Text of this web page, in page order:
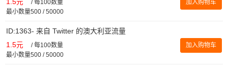
1.5元 / 每100数量
最小数量500 / 50000
加入购物车
ID:1363- 来自 Twitter 的澳大利亚流量
1.5元 /每100数量
最小数量500 / 50000
加入购物车